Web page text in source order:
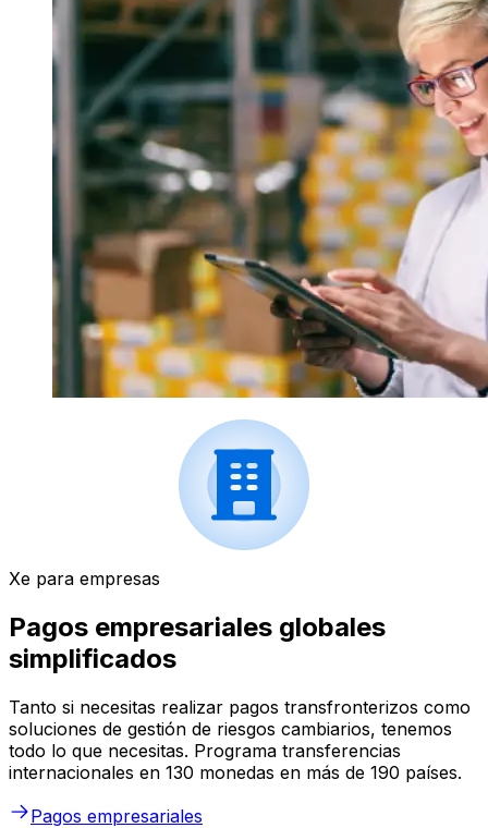
Xe para empresas
Pagos empresariales globales
simplificados
Tanto si necesitas realizar pagos transfronterizos como
soluciones de gestión de riesgos cambiarios, tenemos
todo lo que necesitas. Programa transferencias
internacionales en 130 monedas en más de 190 países.
Pagos empresariales